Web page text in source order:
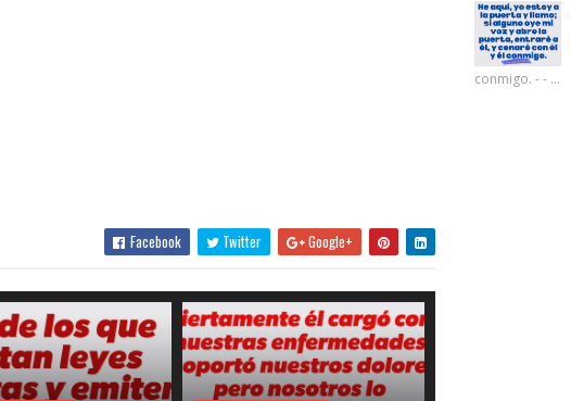
Facebook Twitter Google+
conmigo. - - ...